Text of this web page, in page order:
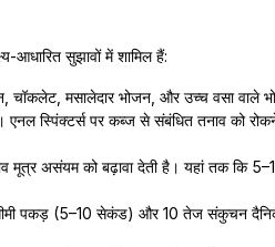
आधारित सुझावों में शामिल हैं:
चॉकलेट, मसालेदार भोजन, और उच्च वसा वाले
स्पिंक्टर्स पर कब्ज से संबंधित तनाव को
मूत्र असंयम को बढ़ावा देती है। यहां तक कि
पकड़ (5–10 सेकंड) और 10 तेज संकुचन